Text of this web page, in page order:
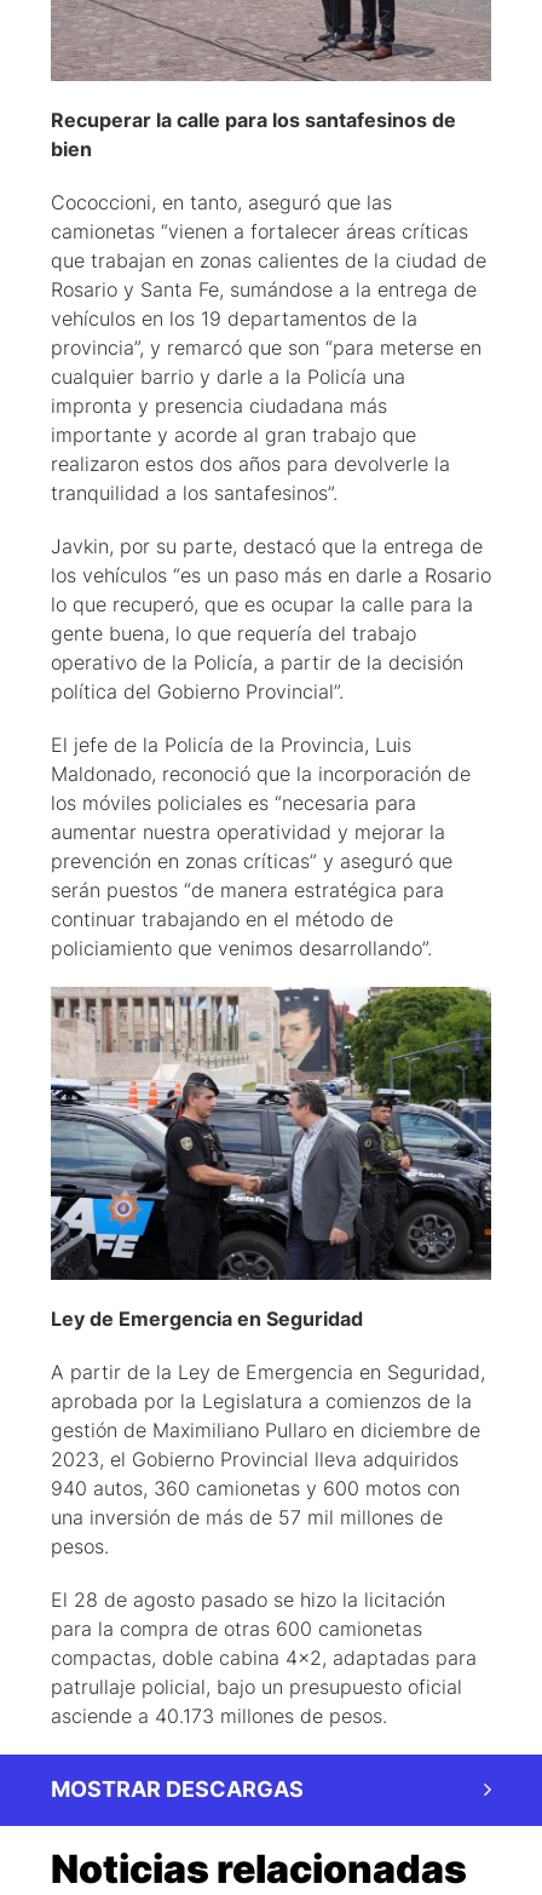
Recuperar la calle para los santafesinos de
bien
Cococcioni, en tanto, aseguró que las
camionetas “vienen a fortalecer áreas críticas
que trabajan en zonas calientes de la ciudad de
Rosario y Santa Fe, sumándose a la entrega de
vehículos en los 19 departamentos de la
provincia”, y remarcó que son “para meterse en
cualquier barrio y darle a la Policía una
impronta y presencia ciudadana más
importante y acorde al gran trabajo que
realizaron estos dos años para devolverle la
tranquilidad a los santafesinos”.
Javkin, por su parte, destacó que la entrega de
los vehículos “es un paso más en darle a Rosario
lo que recuperó, que es ocupar la calle para la
gente buena, lo que requería del trabajo
operativo de la Policía, a partir de la decisión
política del Gobierno Provincial”.
El jefe de la Policía de la Provincia, Luis
Maldonado, reconoció que la incorporación de
los móviles policiales es “necesaria para
aumentar nuestra operatividad y mejorar la
prevención en zonas críticas” y aseguró que
serán puestos “de manera estratégica para
continuar trabajando en el método de
policiamiento que venimos desarrollando”.
Ley de Emergencia en Seguridad
A partir de la Ley de Emergencia en Seguridad,
aprobada por la Legislatura a comienzos de la
gestión de Maximiliano Pullaro en diciembre de
2023, el Gobierno Provincial lleva adquiridos
940 autos, 360 camionetas y 600 motos con
una inversión de más de 57 mil millones de
pesos.
El 28 de agosto pasado se hizo la licitación
para la compra de otras 600 camionetas
compactas, doble cabina 4x2, adaptadas para
patrullaje policial, bajo un presupuesto oficial
asciende a 40.173 millones de pesos.
MOSTRAR DESCARGAS
Noticias relacionadas